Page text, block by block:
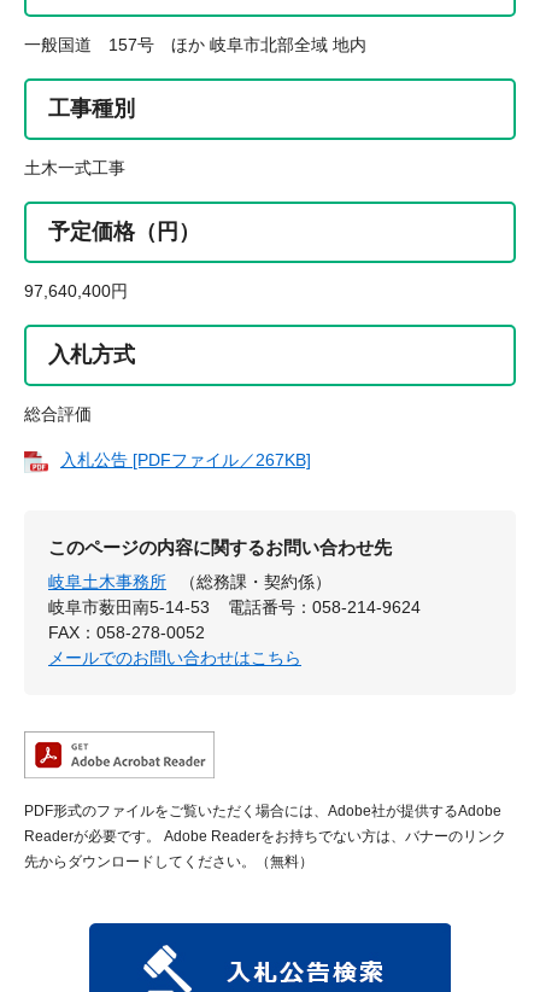
一般国道 157号 ほか 岐阜市北部全域 地内
工事種別
土木一式工事
予定価格（円）
97,640,400円
入札方式
総合評価
入札公告 [PDFファイル／267KB]
このページの内容に関するお問い合わせ先
岐阜土木事務所
（総務課・契約係）
岐阜市薮田南5-14-53
電話番号：058-214-9624
FAX：058-278-0052
メールでのお問い合わせはこちら
PDF形式のファイルをご覧いただく場合には、Adobe社が提供するAdobe
Readerが必要です。
Adobe Readerをお持ちでない方は、バナーのリンク
先からダウンロードしてください。（無料）